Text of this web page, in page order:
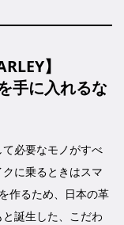
】
手に入れるな
必要なモノがすべ
に乗るときはスマ
作るため、日本の革
誕生した、こだわ